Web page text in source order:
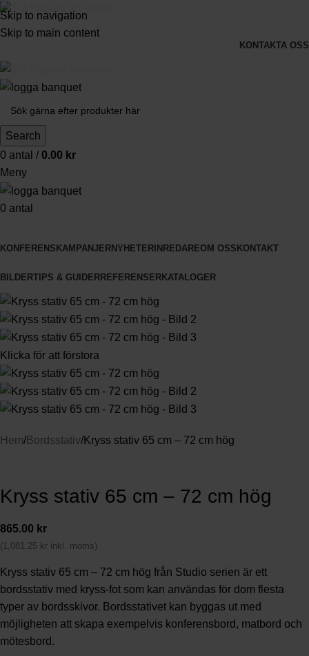
Skip to navigation
Skip to main content
KONTAKTA OSS
Search
0 antal / 0.00 kr
Meny
0 antal
KONFERENSKAMPANJERNYHETERINREDAREOM OSSKONTAKT
BILDERTIPS & GUIDERREFERENSERKATALOGER
Klicka för att förstora
Hem Bordsstativ Kryss stativ 65 cm – 72 cm hög
Kryss stativ 65 cm – 72 cm hög
865.00 kr
(1,081.25 kr inkl. moms)
Kryss stativ 65 cm – 72 cm hög från Studio serien är ett
bordsstativ med kryss-fot som kan användas för dom flesta
typer av bordsskivor. Bordsstativet kan byggas ut med
möjligheten att skapa exempelvis konferensbord, matbord och
mötesbord.